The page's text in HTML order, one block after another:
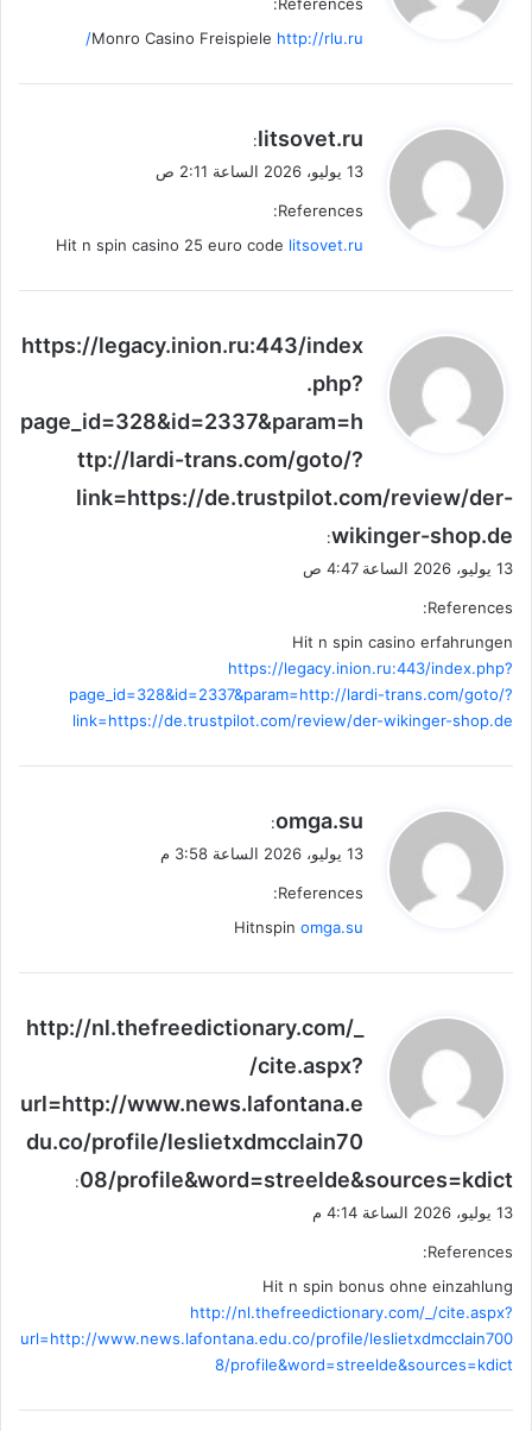
ل
References:
Monro Casino Freispiele http://rlu.ru/
ي
ق
ل
litsovet.ru
:
13 يوليو، 2026 الساعة 2:11 ص
References:
Hit n spin casino 25 euro code litsovet.ru
ي
و
ل
https://legacy.inion.ru:443/index
.php?
page_id=328&id=2337&param=h
ttp://lardi-trans.com/goto/?
link=https://de.trustpilot.com/review/der-
wikinger-shop.de
:
13 يوليو، 2026 الساعة 4:47 ص
References:
Hit n spin casino erfahrungen
https://legacy.inion.ru:443/index.php?
page_id=328&id=2337&param=http://lardi-trans.com/goto/?
link=https://de.trustpilot.com/review/der-wikinger-shop.de
ي
ق
ل
omga.su
:
13 يوليو، 2026 الساعة 3:58 م
References:
Hitnspin omga.su
و
ل
http://nl.thefreedictionary.com/_
/cite.aspx?
url=http://www.news.lafontana.e
du.co/profile/leslietxdmcclain70
08/profile&word=streelde&sources=kdict
:
13 يوليو، 2026 الساعة 4:14 م
References:
Hit n spin bonus ohne einzahlung
http://nl.thefreedictionary.com/_/cite.aspx?
url=http://www.news.lafontana.edu.co/profile/leslietxdmcclain700
8/profile&word=streelde&sources=kdict